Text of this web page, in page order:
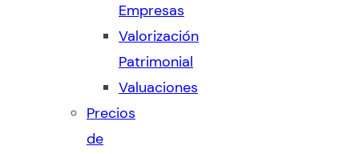
Empresas
Valorización
Patrimonial
Valuaciones
Precios
de